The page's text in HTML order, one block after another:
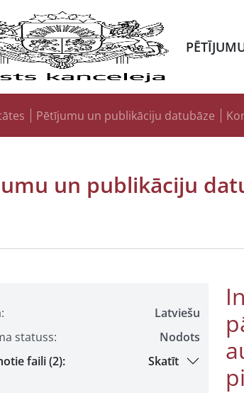
Pētījumu un publikāciju datubāze
un publikāciju
Latviešu
statuss:
Nodots
faili (2):
Skatīt